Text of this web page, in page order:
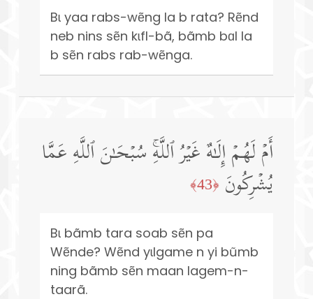
Bɩ yaa rabs-wẽng la b rata? Rẽnd
neb nins sẽn kɩfl-bã, bãmb bɑl la
b sẽn rabs rab-wẽnga.
أَمۡ لَهُمۡ إِلَـٰهٌ غَیۡرُ ٱللَّهِۚ سُبۡحَـٰنَ ٱللَّهِ عَمَّا
یُشۡرِكُونَ ﴿43﴾
Bɩ bãmb tara soab sẽn pa
Wẽnde? Wẽnd yɩlgame n yi bũmb
ning bãmb sẽn maan lagem-n-
taarã.